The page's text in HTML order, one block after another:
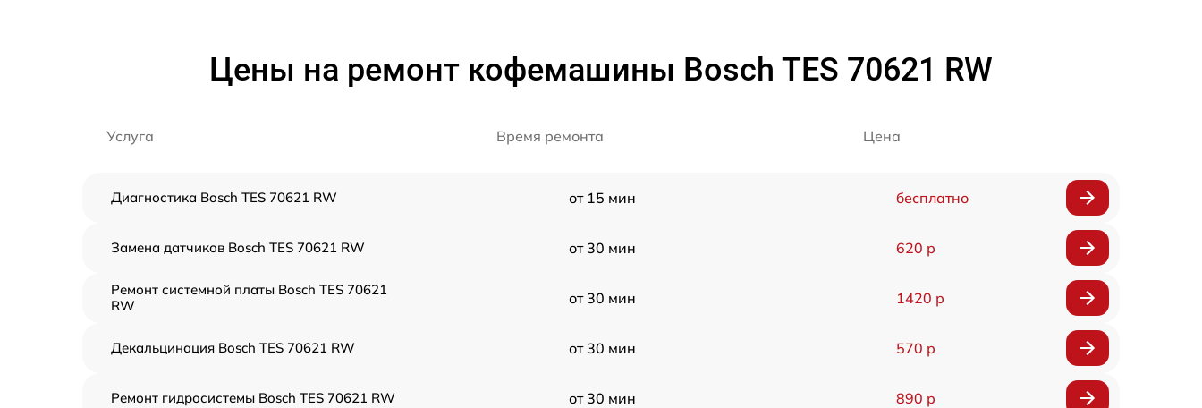
Цены на ремонт кофемашины Bosch TES 70621 RW
Услуга Время ремонта Цена
Диагностика Bosch TES 70621 RW от 15 мин бесплатно
Замена датчиков Bosch TES 70621 RW от 30 мин 620 р
Ремонт системной платы Bosch TES 70621
RW
от 30 мин 1420 р
Декальцинация Bosch TES 70621 RW от 30 мин 570 р
Ремонт гидросистемы Bosch TES 70621 RW от 30 мин 890 р